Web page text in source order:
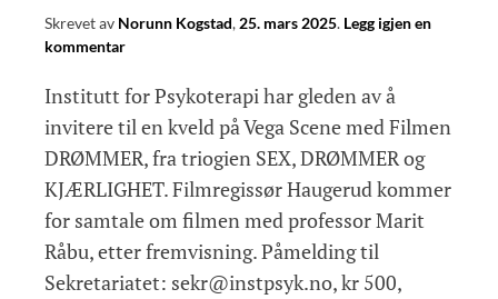
Skrevet av Norunn Kogstad, 25. mars 2025. Legg igjen en
kommentar
Institutt for Psykoterapi har gleden av å
invitere til en kveld på Vega Scene med Filmen
DRØMMER, fra triogien SEX, DRØMMER og
KJÆRLIGHET. Filmregissør Haugerud kommer
for samtale om filmen med professor Marit
Råbu, etter fremvisning. Påmelding til
Sekretariatet: sekr@instpsyk.no, kr 500,